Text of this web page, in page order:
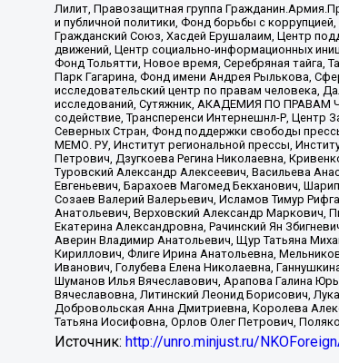
Лилит, Правозащитная группа
и публичной политики, Фонд борьбы с
Гражданский Союз, Хасдей Ерушалаим, Центр
движений, Центр социально-информационных
Фонд Тольятти, Новое время, Серебряная тайга,
Парк Гагарина, Фонд имени Андрея Рылькова,
исследовательский центр по правам человека,
исследований, Сутяжник, АКАДЕМИЯ ПО ПРАВАМ
содействие, Трансперенси Интернешнл-Р, Центр
Северных Стран, Фонд поддержки свободы
МЕМО. РУ, Институт региональной прессы,
Петрович, Дзугкоева Регина Николаевна,
Туровский Александр Алексеевич, Васильева
Евгеньевич, Барахоев Магомед Бекханович,
Созаев Валерий Валерьевич, Исламов Тимур
Анатольевич, Верховский Александр Маркович,
Екатерина Александровна, Рачинский Ян
Аверин Владимир Анатольевич, Щур Татьяна
Кириллович, Флиге Ирина Анатольевна,
Иванович, Голубева Елена Николаевна,
Шуманов Илья Вячеславович, Арапова Галина
Вячеславовна, Литинский Леонид Борисович,
Добровольская Анна Дмитриевна, Королева
Татьяна Иосифовна, Орлов Олег Петрович,
Источник: http://unro.minjust.ru/